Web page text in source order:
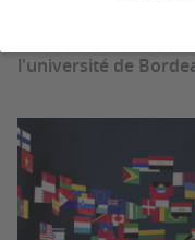
doctorant ou
l'université de